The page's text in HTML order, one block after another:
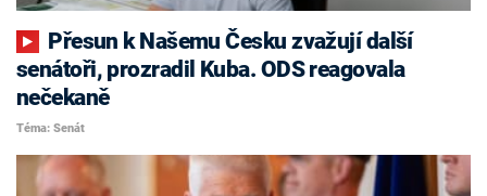
senátoři, prozradil Kuba. ODS reagovala
nečekaně
Téma: Senát